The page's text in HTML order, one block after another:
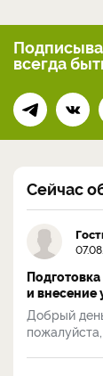
всегда
Сейчас
Подготовка
и внесение
Добрый
пожалуйста,